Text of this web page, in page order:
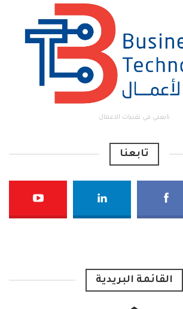
تابعني في تقنيات الاعمال
تابعنا
القائمة البريدية